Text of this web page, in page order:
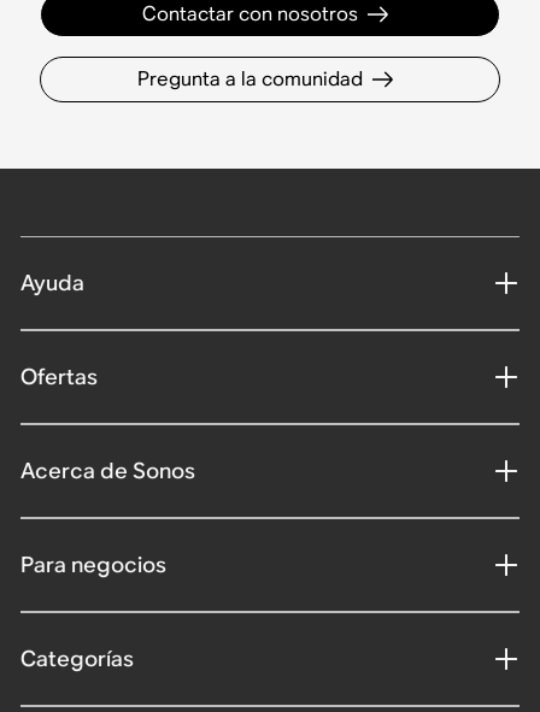
Contactar con nosotros
Pregunta a la comunidad
Ayuda
Ofertas
Acerca de Sonos
Para negocios
Categorías